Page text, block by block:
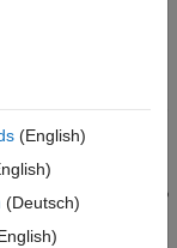
セッションに接
合は、startを呼び
を使用します。
アで使用する必要があ
(English)
(Deutsch)